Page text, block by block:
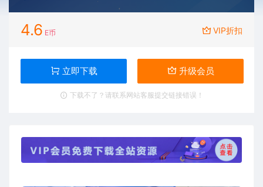
4.6 E币 VIP折扣
立即下载 升级会员
下载不了？请联系网站客服提交链接错误！